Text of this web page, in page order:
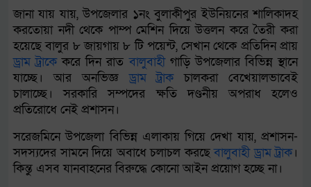
জানা যায় যায়, উপজেলার ১নং বুলাকীপুর ইউনিয়নের শালিকাদহ
করতোয়া নদী থেকে পাম্প মেশিন দিয়ে উত্তলন করে তৈরী করা
হয়েছে বালুর ৮ জায়গায় ৮ টি পয়েন্ট, সেখান থেকে প্রতিদিন প্রায়
ড্রাম ট্রাকে করে দিন রাতবালুবাহীগাড়ি উপজেলার বিভিন্ন স্থানে
যাচ্ছে। আর অনভিজ্ঞড্রাম ট্রাকচালকরা বেখেয়ালভাবেই
চালাচ্ছে। সরকারি সম্পদের ক্ষতি দণ্ডনীয় অপরাধ হলেও
প্রতিরোধে নেই প্রশাসন।
সরেজমিনে উপজেলা বিভিন্ন এলাকায় গিয়ে দেখা যায়, প্রশাসন-
সদস্যদের সামনে দিয়ে অবাধে চলাচল করছেবালুবাহী ড্রাম ট্রাক।
কিন্তু এসব যানবাহনের বিরুদ্ধে কোনো আইন প্রয়োগ হচ্ছে না।